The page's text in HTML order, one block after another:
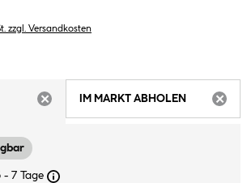
zzgl. Versandkosten
IM MARKT ABHOLEN
- 7 Tage